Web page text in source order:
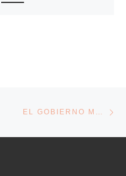
VOLVER A LA LISTA DE